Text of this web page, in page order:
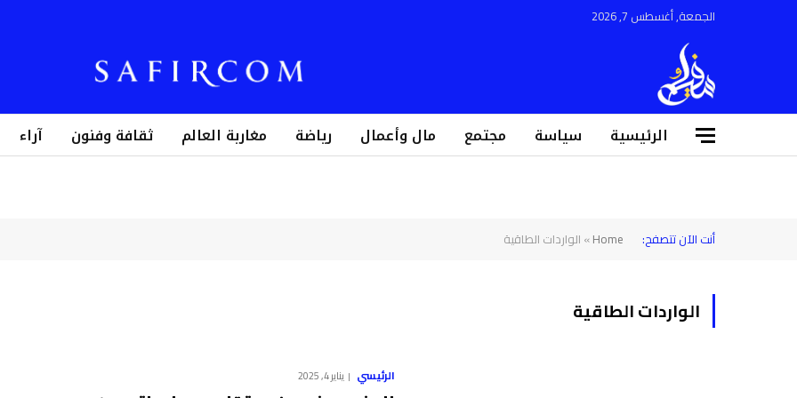
الجمعة, أغسطس 7, 2026
الرئيسية سياسة مجتمع مال وأعمال رياضة مغاربة العالم ثقافة وفنون آراء
أنت الآن تتصفح: Home
» الواردات الطاقية
الواردات الطاقية
الرئيسي يناير 4, 2025